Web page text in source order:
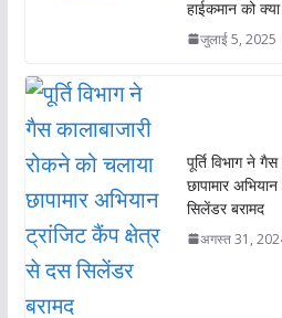
हाईकमान को
जुलाई 5, 2025
पूर्ति विभाग ने
छापामार
सिलेंडर बरामद
अगस्त 31,